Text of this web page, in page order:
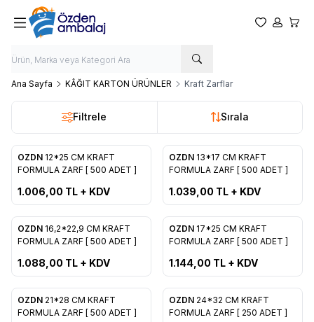
Favorilerim
Hesabım
Ana Sayfa KÂĞIT KARTON ÜRÜNLER Kraft Zarflar
Filtrele Sırala
Yeni
Favorilere Ekle
OZDN 12*25 CM KRAFT
FORMULA ZARF [ 500 ADET ]
1.006,00 TL + KDV
Yeni
Favorilere Ekle
OZDN 13*17 CM KRAFT
FORMULA ZARF [ 500 ADET ]
1.039,00 TL + KDV
Yeni
Favorilere Ekle
OZDN 16,2*22,9 CM KRAFT
FORMULA ZARF [ 500 ADET ]
1.088,00 TL + KDV
Yeni
Favorilere Ekle
OZDN 17*25 CM KRAFT
FORMULA ZARF [ 500 ADET ]
1.144,00 TL + KDV
Yeni
Favorilere Ekle
OZDN 21*28 CM KRAFT
FORMULA ZARF [ 500 ADET ]
Yeni
Favorilere Ekle
OZDN 24*32 CM KRAFT
FORMULA ZARF [ 250 ADET ]